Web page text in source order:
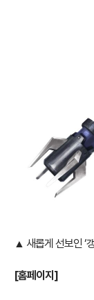
▲ 새롭게 선보인 ‘
[홈페이지]